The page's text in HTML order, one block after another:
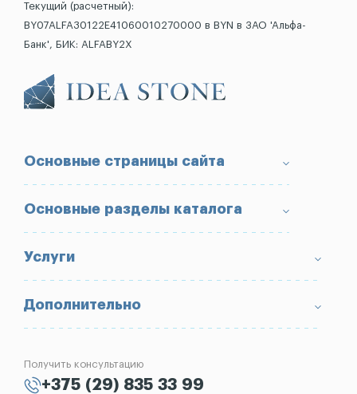
Текущий (расчетный):
BY07ALFA30122E41060010270000 в BYN в ЗАО 'Альфа-
Банк', БИК: ALFABY2X
Основные страницы сайта
О компании
Доставка и оплата
Условия возврата товара
Портфолио
Вопрос-Ответ
Блог
Контакты
Основные разделы каталога
Памятники
Ограды
Надгробные плиты
Вазы
Услуги
Благоустройство могил
Изготовление памятников
Рассрочка на памятник
Дополнительно
Получить консультацию
+375 (29) 835 33 99